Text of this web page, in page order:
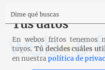
Tus datos
En webos fritos tenemos
tuyos. Tú decides cuáles
en nuestrapolítica de